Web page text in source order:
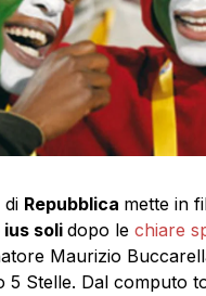
di Repubblica mette in
soli dopo le chiare
Maurizio
5 Stelle. Dal computo